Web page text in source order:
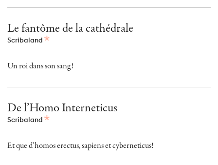
Le fantôme de la cathédrale
Scribaland
Un roi dans son sang!
De l’Homo Interneticus
Scribaland
Et que d’homos erectus, sapiens et cyberneticus!